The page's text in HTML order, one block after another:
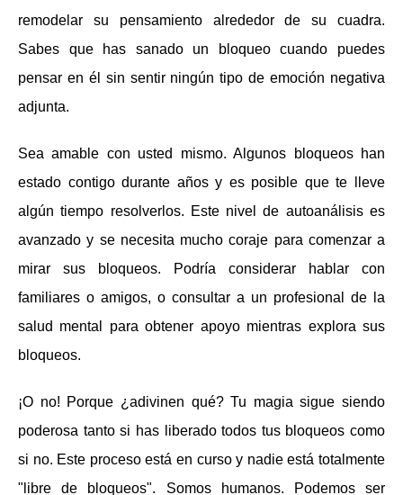
remodelar su pensamiento alrededor de su cuadra.
Sabes que has sanado un bloqueo cuando puedes
pensar en él sin sentir ningún tipo de emoción negativa
adjunta.
Sea amable con usted mismo. Algunos bloqueos han
estado contigo durante años y es posible que te lleve
algún tiempo resolverlos. Este nivel de autoanálisis es
avanzado y se necesita mucho coraje para comenzar a
mirar sus bloqueos. Podría considerar hablar con
familiares o amigos, o consultar a un profesional de la
salud mental para obtener apoyo mientras explora sus
bloqueos.
¡O no! Porque ¿adivinen qué? Tu magia sigue siendo
poderosa tanto si has liberado todos tus bloqueos como
si no. Este proceso está en curso y nadie está totalmente
"libre de bloqueos". Somos humanos. Podemos ser